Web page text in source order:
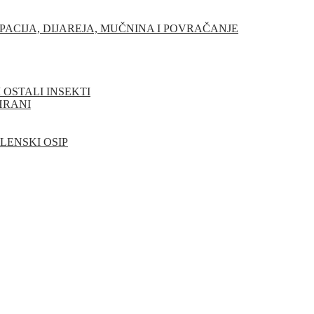
DIJAREJA, MUČNINA I POVRAČANJE
OSTALI INSEKTI
OSIP